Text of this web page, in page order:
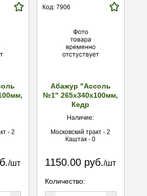
- 2
/шт
Код: 7906
Абажур "Ассоль
№1" 265х340х100мм,
Кедр
Наличие:
Московский тракт - 2
Каштак - 0
1150.00 руб./шт
Количество: